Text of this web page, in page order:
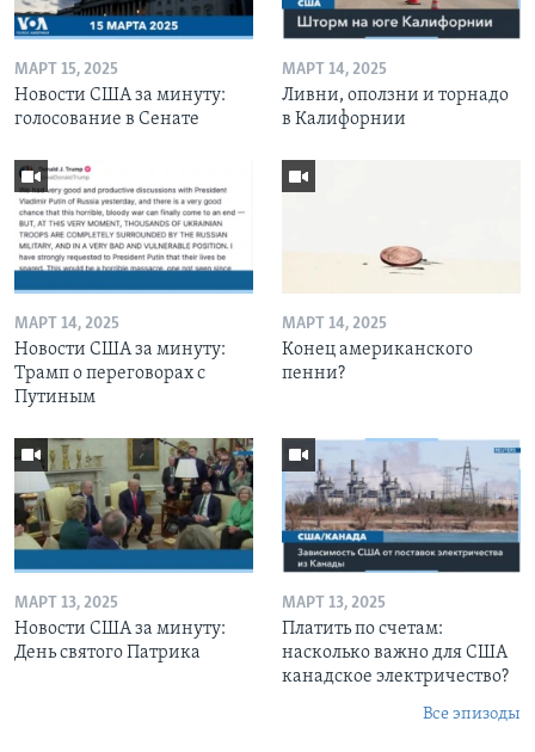
МАРТ 15, 2025
Новости США за минуту:
голосование в Сенате
МАРТ 14, 2025
Ливни, оползни и торнадо
в Калифорнии
МАРТ 14, 2025
Новости США за минуту:
Трамп о переговорах с
Путиным
МАРТ 14, 2025
Конец американского
пенни?
МАРТ 13, 2025
Новости США за минуту:
День святого Патрика
МАРТ 13, 2025
Платить по счетам:
насколько важно для США
канадское электричество?
Все эпизоды